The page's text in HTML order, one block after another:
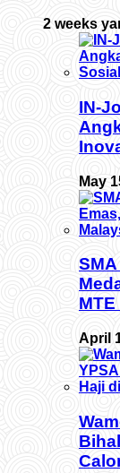
2 weeks
IN-
May
April